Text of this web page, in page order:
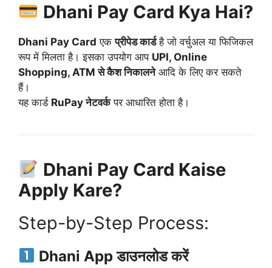
Dhani Pay Card Kya Hai?
Dhani Pay Card एकप्रीपेड कार्डहै जो वर्चुअल या फिजिकल
रूप में मिलता है। इसका उपयोग आप UPI, Online
Shopping, ATM से कैश निकालनेआदि के लिए कर सकते
हैं।
यह कार्ड RuPay नेटवर्कपर आधारित होता है।
Dhani Pay Card Kaise
Apply Kare?
Step-by-Step Process:
Dhani App डाउनलोड करें